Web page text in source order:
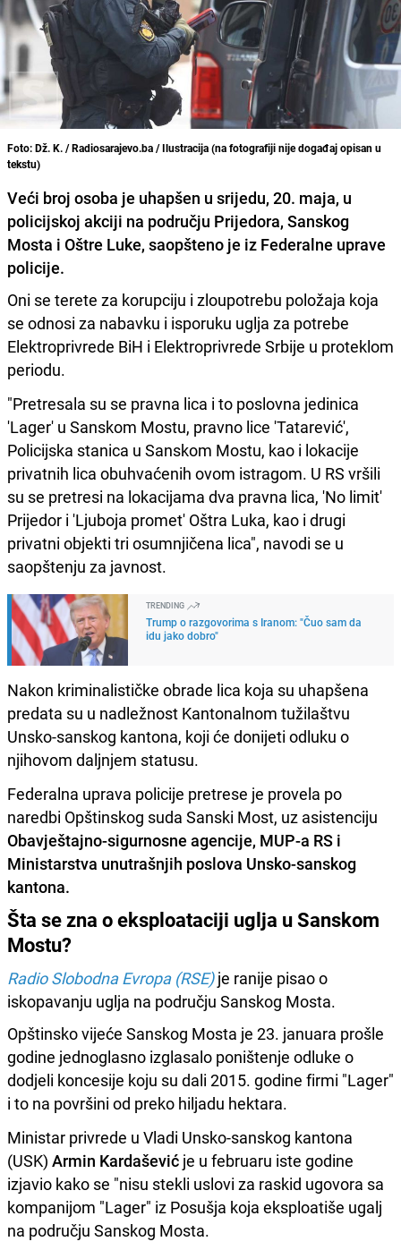
Foto: Dž. K. / Radiosarajevo.ba / Ilustracija (na fotografiji nije događaj opisan u
tekstu)
Veći broj osoba je uhapšen u srijedu, 20. maja, u
policijskoj akciji na području Prijedora, Sanskog
Mosta i Oštre Luke, saopšteno je iz Federalne uprave
policije.
Oni se terete za korupciju i zloupotrebu položaja koja
se odnosi za nabavku i isporuku uglja za potrebe
Elektroprivrede BiH i Elektroprivrede Srbije u proteklom
periodu.
"Pretresala su se pravna lica i to poslovna jedinica
'Lager' u Sanskom Mostu, pravno lice 'Tatarević',
Policijska stanica u Sanskom Mostu, kao i lokacije
privatnih lica obuhvaćenih ovom istragom. U RS vršili
su se pretresi na lokacijama dva pravna lica, 'No limit'
Prijedor i 'Ljuboja promet' Oštra Luka, kao i drugi
privatni objekti tri osumnjičena lica", navodi se u
saopštenju za javnost.
TRENDING
Trump o razgovorima s Iranom: "Čuo sam da
idu jako dobro"
Nakon kriminalističke obrade lica koja su uhapšena
predata su u nadležnost Kantonalnom tužilaštvu
Unsko-sanskog kantona, koji će donijeti odluku o
njihovom daljnjem statusu.
Federalna uprava policije pretrese je provela po
naredbi Opštinskog suda Sanski Most, uz asistenciju
Obavještajno-sigurnosne agencije, MUP-a RS i
Ministarstva unutrašnjih poslova Unsko-sanskog
kantona.
Šta se zna o eksploataciji uglja u Sanskom
Mostu?
Radio Slobodna Evropa (RSE)je ranije pisao o
iskopavanju uglja na području Sanskog Mosta.
Opštinsko vijeće Sanskog Mosta je 23. januara prošle
godine jednoglasno izglasalo poništenje odluke o
dodjeli koncesije koju su dali 2015. godine firmi "Lager"
i to na površini od preko hiljadu hektara.
Ministar privrede u Vladi Unsko-sanskog kantona
(USK) Armin Kardašević je u februaru iste godine
izjavio kako se "nisu stekli uslovi za raskid ugovora sa
kompanijom "Lager" iz Posušja koja eksploatiše ugalj
na području Sanskog Mosta.